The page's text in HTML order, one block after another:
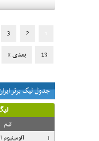
2
3
13 بعدی »
جدول لیگ برتر